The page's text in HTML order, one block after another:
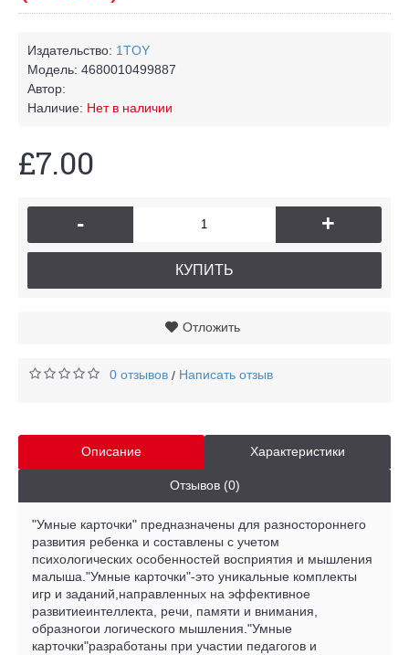
Издательство: 1TOY
Модель: 4680010499887
Автор:
Наличие: Нет в наличии
£7.00
- +
КУПИТЬ
Отложить
0 отзывов / Написать отзыв
Описание Характеристики
Отзывов (0)
"Умные карточки" предназначены для разностороннего
развития ребенка и составлены с учетом
психологических особенностей восприятия и мышления
малыша."Умные карточки"-это уникальные комплекты
игр и заданий,направленных на эффективное
развитиеинтеллекта, речи, памяти и внимания,
образногои логического мышления."Умные
карточки"разработаны при участии педагогов и